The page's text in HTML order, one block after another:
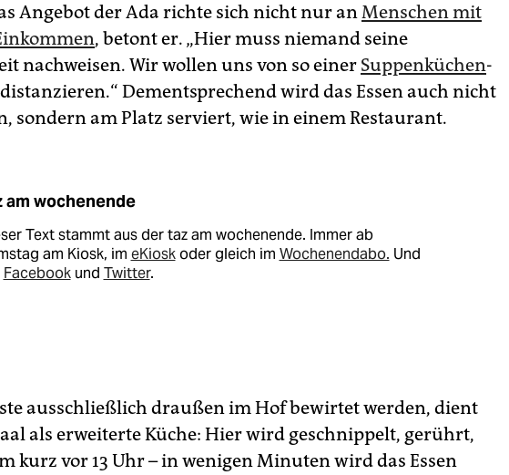
Angebot der Ada richte sich nicht nur anMenschen mit
, betont er. „Hier muss niemand seine
nachweisen. Wir wollen uns von so einer Suppenküchen-
Dementsprechend wird das Essen auch nicht
sondern am Platz serviert, wie in einem Restaurant.
am wochenende
Text stammt aus der taz am wochenende. Immer ab
am Kiosk, im eKioskoder gleich im Wochenendabo. Und
Facebookund Twitter.
ausschließlich draußen im Hof bewirtet werden, dient
als erweiterte Küche: Hier wird geschnippelt, gerührt,
kurz vor 13 Uhr – in wenigen Minuten wird das Essen